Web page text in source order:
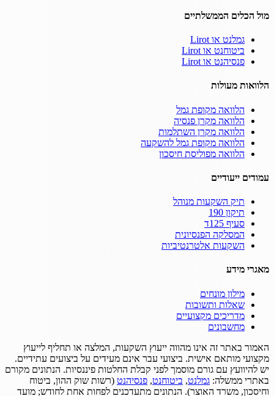
מול הכלים הממשלתיים
גמלנט או Lirot
ביטוחנט או Lirot
פנסיהנט או Lirot
הלוואות מעולות
הלוואה מקופת גמל
הלוואה מקרן פנסיה
הלוואה מקרן השתלמות
הלוואה מקופת גמל להשקעה
הלוואה מפוליסת חיסכון
עמודים ייעודיים
תיק השקעות מנוהל
תיקון 190
סעיף 125ד
המסלקה הפנסיונית
השקעות אלטרנטיביות
מאגרי מידע
מילון מונחים
שאלות ותשובות
מדריכים מקצועיים
מחשבונים
האמור באתר זה אינו מהווה ייעוץ השקעות, המלצה או תחליף לייעוץ
מקצועי מותאם אישית. ביצועי עבר אינם מעידים על ביצועים עתידיים.
יש להיוועץ עם גורם מוסמך לפני קבלת החלטות פיננסיות. הנתונים מקורם
באתרי ממשלה: גמלנט, ביטוחנט, פנסיהנט (רשות שוק ההון, ביטוח
וחיסכון, משרד האוצר). הנתונים מתעדכנים לפחות אחת לחודש; מועד